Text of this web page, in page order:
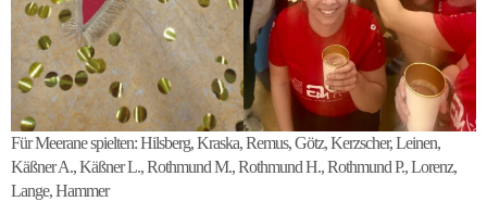
Für Meerane spielten: Hilsberg, Kraska, Remus, Götz, Kerzscher, Leinen,
Käßner A., Käßner L., Rothmund M., Rothmund H., Rothmund P., Lorenz,
Lange, Hammer